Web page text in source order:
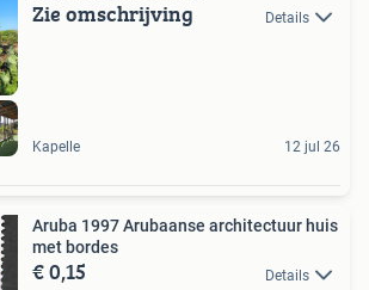
Zie omschrijving Details
Kapelle 12 jul 26
Aruba 1997 Arubaanse architectuur huis
met bordes
€ 0,15 Details